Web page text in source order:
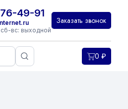
49-91
вс: выходной
Заказать звонок
0 ₽